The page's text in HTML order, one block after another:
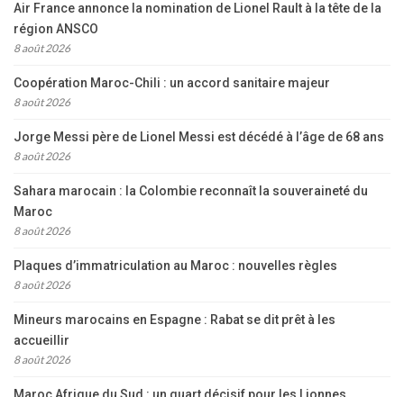
Air France annonce la nomination de Lionel Rault à la tête de la
région ANSCO
8 août 2026
Coopération Maroc-Chili : un accord sanitaire majeur
8 août 2026
Jorge Messi père de Lionel Messi est décédé à l’âge de 68 ans
8 août 2026
Sahara marocain : la Colombie reconnaît la souveraineté du
Maroc
8 août 2026
Plaques d’immatriculation au Maroc : nouvelles règles
8 août 2026
Mineurs marocains en Espagne : Rabat se dit prêt à les
accueillir
8 août 2026